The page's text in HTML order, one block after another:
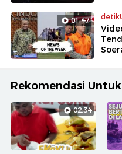
01:47
Rekomendasi
02:34